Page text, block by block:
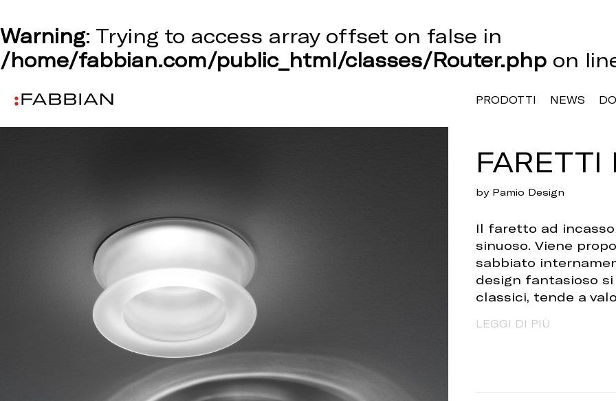
Warning: Trying to access array offset on false in
/home/fabbian.com/public_html/classes/Router.php on
PRODOTTI NEWS
FARETTI
by Pamio Design
Il faretto ad
sinuoso. Viene
sabbiato
design fantasioso
classici, tende a
LEGGI DI PIÙ